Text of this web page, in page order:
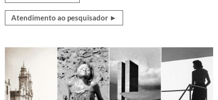
Atendimento ao pesquisador ►